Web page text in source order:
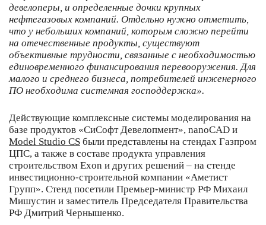
девелоперы, и определенные дочки крупных
нефтегазовых компаний. Отдельно нужно отметить,
что у небольших компаний, которым сложно перейти
на отечественные продукты, существуют
объективные трудности, связанные с необходимостью
единовременного финансирования перевооружения. Для
малого и среднего бизнеса, потребителей инженерного
ПО необходима системная господдержка».
Действующие комплексные системы моделирования на
базе продуктов «СиСофт Девелопмент», nanoCAD и
Model Studio CS были представлены на стендах Газпром
ЦПС, а также в составе продукта управления
строительством Exon и других решений – на стенде
инвестиционно-строительной компании «Аметист
Групп». Стенд посетили Премьер-министр РФ Михаил
Мишустин и заместитель Председателя Правительства
РФ Дмитрий Чернышенко.